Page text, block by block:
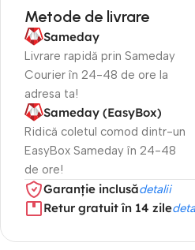
Metode de livrare
Sameday
Livrare rapidă prin Sameday
Courier în 24-48 de ore la
adresa ta!
Sameday (EasyBox)
Ridică coletul comod dintr-un
EasyBox Sameday în 24-48
de ore!
Garanție inclusădetalii
Retur gratuit în 14 zile